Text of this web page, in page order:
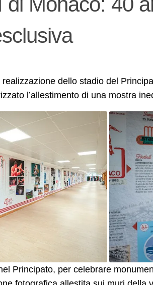
dello stadio del
l’allestimento di una mostra
Principato, per celebrare